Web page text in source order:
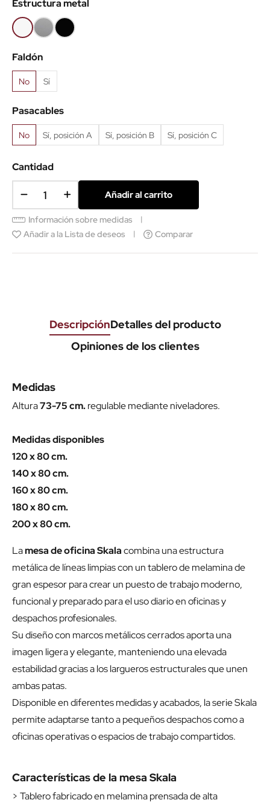
Estructura metal
BlancoGris
aluminio
Negro
Faldón
No Sí
Pasacables
No Sí, posición A Sí, posición B Sí, posición C
Cantidad
Añadir al carrito
Información sobre medidas
Añadir a la Lista de deseos
Comparar
DescripciónDetalles del producto
Opiniones de los clientes
Medidas
Altura73-75 cm.regulable mediante niveladores.
Medidas disponibles
120 x 80 cm.
140 x 80 cm.
160 x 80 cm.
180 x 80 cm.
200 x 80 cm.
Lamesa de oficina Skalacombina una estructura
metálica de líneas limpias con un tablero de melamina de
gran espesor para crear un puesto de trabajo moderno,
funcional y preparado para el uso diario en oficinas y
despachos profesionales.
Su diseño con marcos metálicos cerrados aporta una
imagen ligera y elegante, manteniendo una elevada
estabilidad gracias a los largueros estructurales que unen
ambas patas.
Disponible en diferentes medidas y acabados, la serie Skala
permite adaptarse tanto a pequeños despachos como a
oficinas operativas o espacios de trabajo compartidos.
Características de la mesa Skala
> Tablero fabricado en melamina prensada de alta